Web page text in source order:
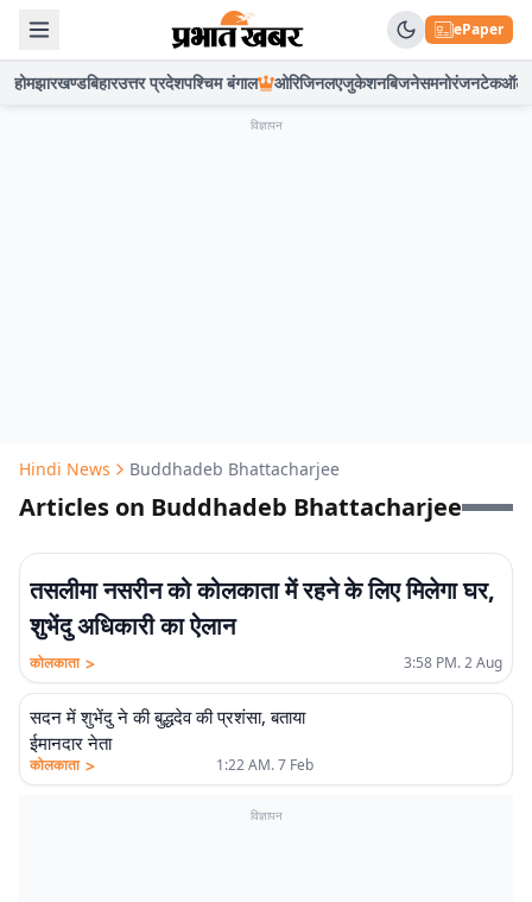
ePaper
होमझारखण्डबिहारउत्तर प्रदेशपश्चिम बंगाल ओरिजिनलएजुकेशनबिजनेसमनोरंजनटेकऑटो
विज्ञापन
Hindi News Buddhadeb Bhattacharjee
Articles on Buddhadeb Bhattacharjee
तसलीमा नसरीन को कोलकाता में रहने के लिए मिलेगा घर,
शुभेंदु अधिकारी का ऐलान
कोलकाता > 3:58 PM. 2 Aug
सदन में शुभेंदु ने की बुद्धदेव की प्रशंसा, बताया
ईमानदार नेता
कोलकाता > 1:22 AM. 7 Feb
विज्ञापन